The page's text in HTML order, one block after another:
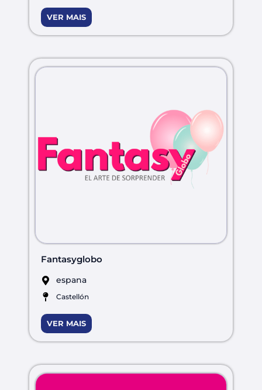
VER MAIS
Fantasyglobo
espana
Castellón
VER MAIS